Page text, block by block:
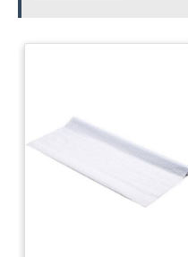
start anytime without a
perfect for everyday
fabric DIY projects! 【
sewing machine is
only 2 kilograms (4.4
The machine's
cm, taking up